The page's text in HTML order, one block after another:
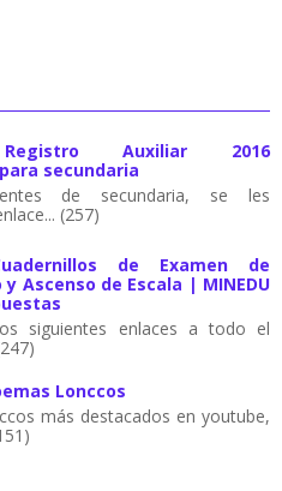
Auxiliar 2016
secundaria
de secundaria, se les
(257)
de Examen de
Ascenso de Escala | MINEDU
siguientes enlaces a todo el
Lonccos
más destacados en youtube,